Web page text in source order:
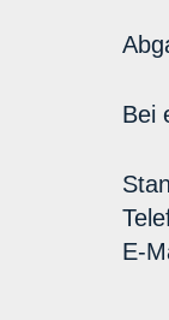
Bei
E-